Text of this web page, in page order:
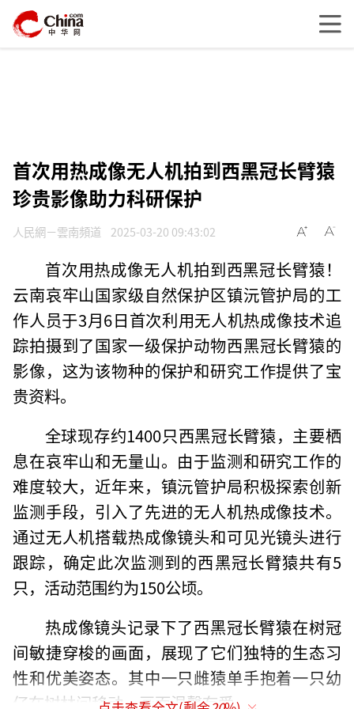
首次用热成像无人机拍到西黑冠长臂猿
珍贵影像助力科研保护
人民網－雲南頻道 2025-03-20 09:43:02
首次用热成像无人机拍到西黑冠长臂猿！
云南哀牢山国家级自然保护区镇沅管护局的工
作人员于3月6日首次利用无人机热成像技术追
踪拍摄到了国家一级保护动物西黑冠长臂猿的
影像，这为该物种的保护和研究工作提供了宝
贵资料。
全球现存约1400只西黑冠长臂猿，主要栖
息在哀牢山和无量山。由于监测和研究工作的
难度较大，近年来，镇沅管护局积极探索创新
监测手段，引入了先进的无人机热成像技术。
通过无人机搭载热成像镜头和可见光镜头进行
跟踪，确定此次监测到的西黑冠长臂猿共有5
只，活动范围约为150公顷。
热成像镜头记录下了西黑冠长臂猿在树冠
间敏捷穿梭的画面，展现了它们独特的生态习
性和优美姿态。其中一只雌猿单手抱着一只幼
仔在树林间移动，画面温馨有爱。